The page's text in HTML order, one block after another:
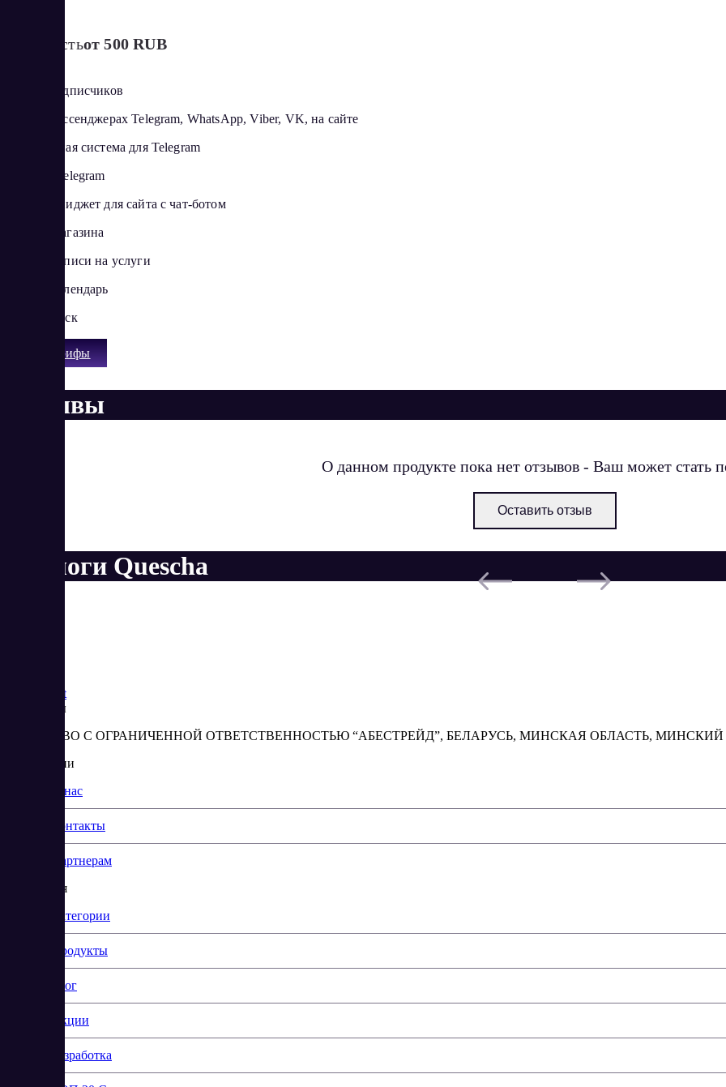
Стоимостьот 500 RUB
От 500 подписчиков
Боты в мессенджерах Telegram, WhatsApp, Viber, VK, на сайте
Реферальная система для Telegram
Web app Telegram
Лендинг/виджет для сайта с чат-ботом
Модуль магазина
Модуль записи на услуги
Google Календарь
Google Диск
Все тарифы
Отзывы
О данном продукте пока нет отзывов - Ваш может стать
Оставить отзыв
Аналоги Quescha
Market
Реквизиты
ОБЩЕСТВО С ОГРАНИЧЕННОЙ ОТВЕТСТВЕННОСТЬЮ “АБЕСТРЕЙД”, БЕЛАРУСЬ, МИНСКАЯ ОБЛАСТЬ, МИНСКИЙ
О компании
О нас
Контакты
Партнерам
Навигация
Категории
Продукты
Блог
Акции
Разработка